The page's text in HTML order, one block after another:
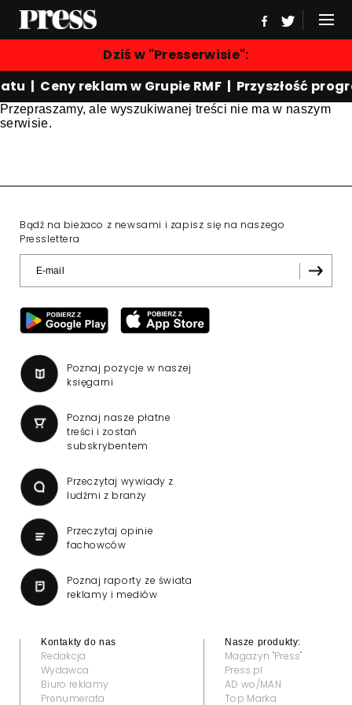
Dziś w "Presserwisie":
| Ceny reklam w Grupie RMF | Przyszłość
Przepraszamy, ale wyszukiwanej treści nie ma w naszym
serwisie.
Bądź na bieżaco z newsami i zapisz się na naszego
Presslettera
Poznaj pozycje w naszej
księgarni
Poznaj nasze płatne
treści i zostań
subskrybentem
Przeczytaj wywiady z
ludźmi z branży
Przeczytaj opinie
fachowców
Poznaj raporty ze świata
reklamy i mediów
Kontakty do nas
Redakcja
Wydawca
Biuro reklamy
Prenumerata
Nasze produkty:
Magazyn "Press"
Press.pl
AD wo/MAN
Top Marka